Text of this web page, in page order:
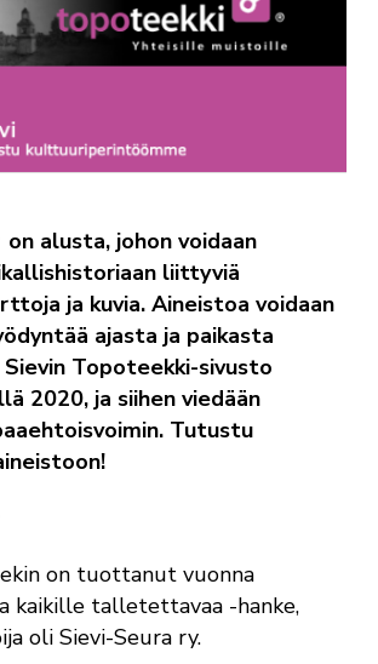
on alusta, johon voidaan
liittyviä
ja kuvia. Aineistoa voidaan
ajasta ja paikasta
Topoteekki-sivusto
2020, ja siihen viedään
Tutustu
on tuottanut vuonna
kaikille talletettavaa -hanke,
oli Sievi-Seura ry.